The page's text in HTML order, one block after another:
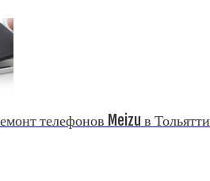
телефонов Meizu в Тольятти